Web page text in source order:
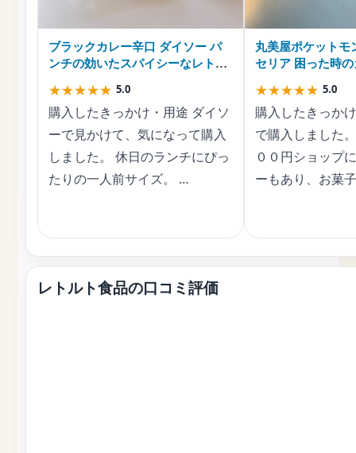
ブラックカレー辛口 ダイソー パ
ンチの効いたスパイシーなレトル
★★★★★ 5.0
購入したきっかけ・用途 ダイソ
ーで見かけて、気になって購入
しました。 休日のランチにぴっ
たりの一人前サイズ。 …
丸美屋ポケットモ
セリア 困った時
★★★★★ 5.0
購入したきっか
で購入しました
００円ショップ
ーもあり、お菓
レトルト食品の口コミ評価